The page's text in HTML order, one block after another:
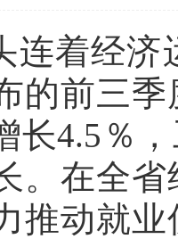
连着经济
的前三
长4.5％
。在全
推动就